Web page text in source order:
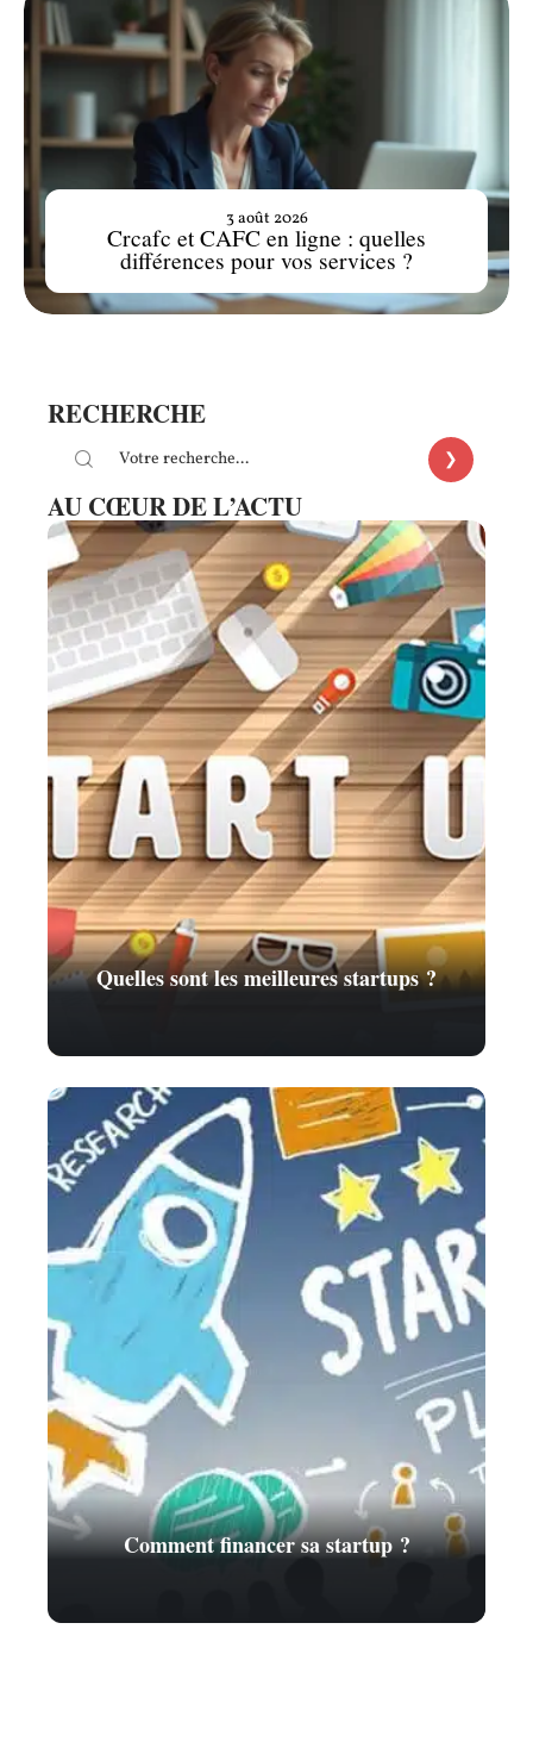
Crcafc et CAFC en ligne : quelles
différences pour vos services ?
3 août 2026
RECHERCHE
AU CŒUR DE L’ACTU
Quelles sont les meilleures startups ?
Comment financer sa startup ?